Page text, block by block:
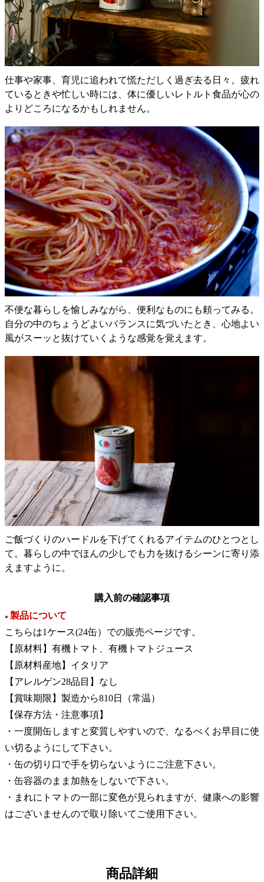
仕事や家事、育児に追われて慌ただしく過ぎ去る日々。疲れ
ているときや忙しい時には、体に優しいレトルト食品が心の
よりどころになるかもしれません。
不便な暮らしを愉しみながら、便利なものにも頼ってみる。
自分の中のちょうどよいバランスに気づいたとき、心地よい
風がスーッと抜けていくような感覚を覚えます。
ご飯づくりのハードルを下げてくれるアイテムのひとつとし
て。暮らしの中でほんの少しでも力を抜けるシーンに寄り添
えますように。
購入前の確認事項
● 製品について
こちらは1ケース(24缶）での販売ページです。
【原材料】有機トマト、有機トマトジュース
【原材料産地】イタリア
【アレルゲン28品目】なし
【賞味期限】製造から810日（常温）
【保存方法・注意事項】
・一度開缶しますと変質しやすいので、なるべくお早目に使
い切るようにして下さい。
・缶の切り口で手を切らないようにご注意下さい。
・缶容器のまま加熱をしないで下さい。
・まれにトマトの一部に変色が見られますが、健康への影響
はございませんので取り除いてご使用下さい。
商品詳細